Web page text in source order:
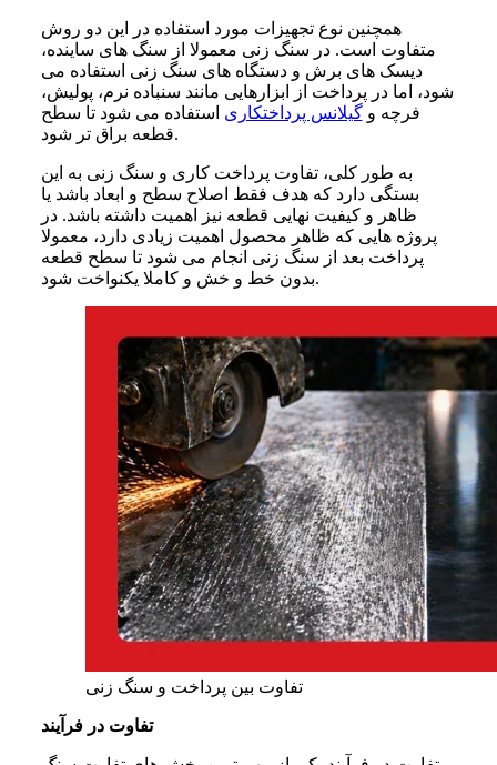
همچنین نوع تجهیزات مورد استفاده در این دو روش
متفاوت است. در سنگ زنی معمولا از سنگ های ساینده،
دیسک های برش و دستگاه های سنگ زنی استفاده می
شود، اما در پرداخت از ابزارهایی مانند سنباده نرم، پولیش،
فرچه وگیلانس پرداختکاری استفاده می شود تا سطح
قطعه براق تر شود.
به طور کلی، تفاوت پرداخت کاری و سنگ زنی به این
بستگی دارد که هدف فقط اصلاح سطح و ابعاد باشد یا
ظاهر و کیفیت نهایی قطعه نیز اهمیت داشته باشد. در
پروژه هایی که ظاهر محصول اهمیت زیادی دارد، معمولا
پرداخت بعد از سنگ زنی انجام می شود تا سطح قطعه
بدون خط و خش و کاملا یکنواخت شود.
تفاوت بین پرداخت و سنگ زنی
تفاوت در فرآیند